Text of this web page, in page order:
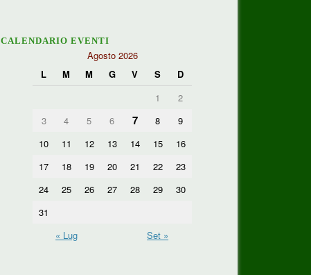
CALENDARIO EVENTI
Agosto 2026
L
M M G V S
D
1
2
3
4 5 6 7 8
9
10
11 12 13 14 15
16
17
18 19 20 21 22
23
24
25 26 27 28 29
30
31
« Lug
Set »